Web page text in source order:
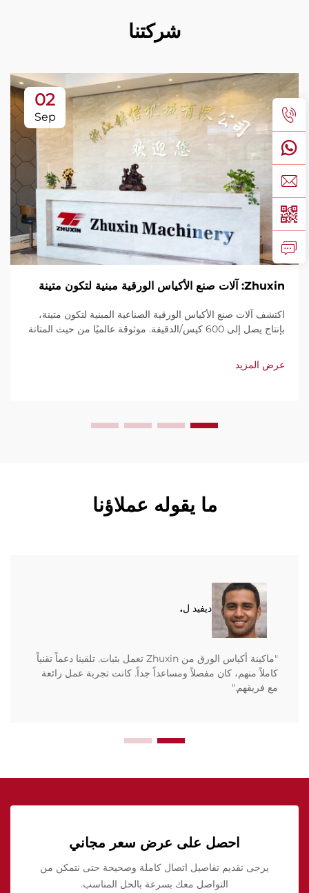
شركتنا
02
Sep
Zhuxin: آلات صنع الأكياس الورقية مبنية لتكون متينة
اكتشف آلات صنع الأكياس الورقية الصناعية المبنية لتكون متينة،
بإنتاج يصل إلى 600 كيس/الدقيقة. موثوقة عالميًا من حيث المتانة
وخدمة سريعة. اطلب عرض سعر اليوم.
عرض المزيد
ما يقوله عملاؤنا
ديفيد ل.
"ماكينة أكياس الورق من Zhuxin تعمل بثبات. تلقينا دعماً تقنياً
كاملاً منهم، كان مفصلاً ومساعداً جداً. كانت تجربة عمل رائعة
مع فريقهم."
احصل على عرض سعر مجاني
يرجى تقديم تفاصيل اتصال كاملة وصحيحة حتى نتمكن من
التواصل معك بسرعة بالحل المناسب.